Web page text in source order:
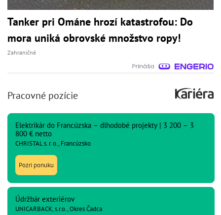
Tanker pri Ománe hrozí katastrofou: Do
mora uniká obrovské množstvo ropy!
Zahraničné
Pracovné pozície
Elektrikár do Francúzska – dlhodobé projekty | 3 200 – 3
800 € netto
CHRISTAL s. r. o., Francúzsko
Pozri ponuku
Údržbár exteriérov
UNICARBACK, s.r.o., Okres Čadca